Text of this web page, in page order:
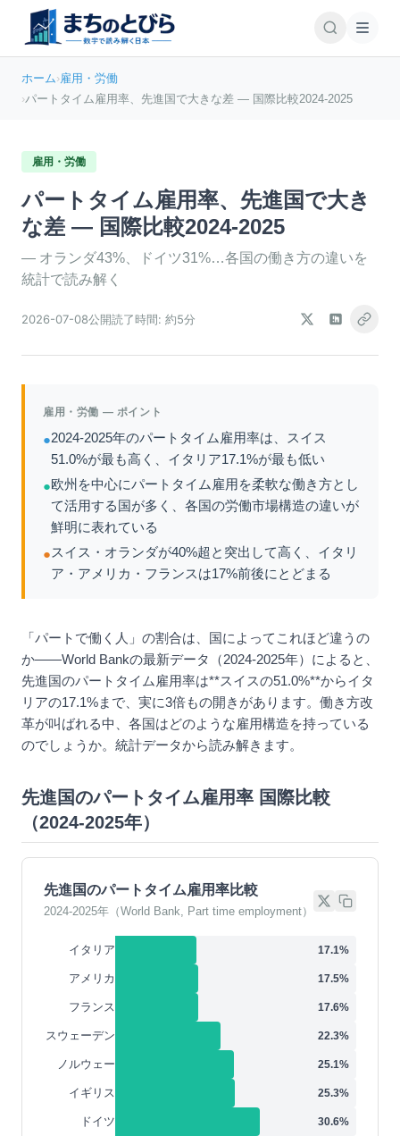
ホーム›雇用・労働
›パートタイム雇用率、先進国で大きな差 — 国際比較2024-2025
雇用・労働
パートタイム雇用率、先進国で大き
な差 — 国際比較2024-2025
— オランダ43%、ドイツ31%…各国の働き方の違いを
統計で読み解く
2026-07-08公開読了時間: 約5分
雇用・労働 — ポイント
●2024-2025年のパートタイム雇用率は、スイス
51.0%が最も高く、イタリア17.1%が最も低い
●欧州を中心にパートタイム雇用を柔軟な働き方とし
て活用する国が多く、各国の労働市場構造の違いが
鮮明に表れている
●スイス・オランダが40%超と突出して高く、イタリ
ア・アメリカ・フランスは17%前後にとどまる
「パートで働く人」の割合は、国によってこれほど違うの
か——World Bankの最新データ（2024-2025年）によると、
先進国のパートタイム雇用率は**スイスの51.0%**からイタ
リアの17.1%まで、実に3倍もの開きがあります。働き方改
革が叫ばれる中、各国はどのような雇用構造を持っている
のでしょうか。統計データから読み解きます。
先進国のパートタイム雇用率 国際比較
（2024-2025年）
先進国のパートタイム雇用率比較
2024-2025年（World Bank, Part time employment）
イタリア 17.1%
アメリカ 17.5%
フランス 17.6%
スウェーデン 22.3%
ノルウェー 25.1%
イギリス 25.3%
ドイツ 30.6%